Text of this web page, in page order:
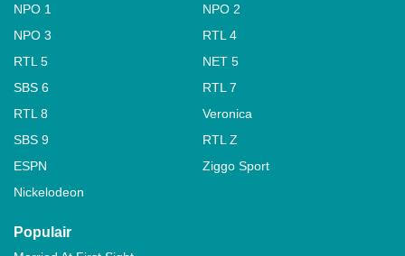
NPO 1
NPO 2
NPO 3
RTL 4
RTL 5
NET 5
SBS 6
RTL 7
RTL 8
Veronica
SBS 9
RTL Z
ESPN
Ziggo Sport
Nickelodeon
Populair